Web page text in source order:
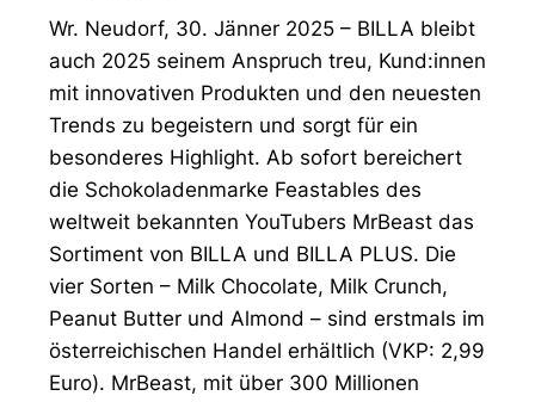
Wr. Neudorf, 30. Jänner 2025 – BILLA bleibt
auch 2025 seinem Anspruch treu, Kund:innen
mit innovativen Produkten und den neuesten
Trends zu begeistern und sorgt für ein
besonderes Highlight. Ab sofort bereichert
die Schokoladenmarke Feastables des
weltweit bekannten YouTubers MrBeast das
Sortiment von BILLA und BILLA PLUS. Die
vier Sorten – Milk Chocolate, Milk Crunch,
Peanut Butter und Almond – sind erstmals im
österreichischen Handel erhältlich (VKP: 2,99
Euro). MrBeast, mit über 300 Millionen